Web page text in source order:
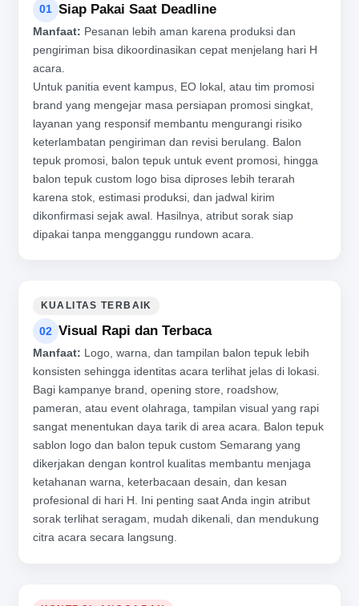
01 Siap Pakai Saat Deadline
Manfaat: Pesanan lebih aman karena produksi dan
pengiriman bisa dikoordinasikan cepat menjelang hari H
acara.
Untuk panitia event kampus, EO lokal, atau tim promosi
brand yang mengejar masa persiapan promosi singkat,
layanan yang responsif membantu mengurangi risiko
keterlambatan pengiriman dan revisi berulang. Balon
tepuk promosi, balon tepuk untuk event promosi, hingga
balon tepuk custom logo bisa diproses lebih terarah
karena stok, estimasi produksi, dan jadwal kirim
dikonfirmasi sejak awal. Hasilnya, atribut sorak siap
dipakai tanpa mengganggu rundown acara.
KUALITAS TERBAIK
02 Visual Rapi dan Terbaca
Manfaat: Logo, warna, dan tampilan balon tepuk lebih
konsisten sehingga identitas acara terlihat jelas di lokasi.
Bagi kampanye brand, opening store, roadshow,
pameran, atau event olahraga, tampilan visual yang rapi
sangat menentukan daya tarik di area acara. Balon tepuk
sablon logo dan balon tepuk custom Semarang yang
dikerjakan dengan kontrol kualitas membantu menjaga
ketahanan warna, keterbacaan desain, dan kesan
profesional di hari H. Ini penting saat Anda ingin atribut
sorak terlihat seragam, mudah dikenali, dan mendukung
citra acara secara langsung.